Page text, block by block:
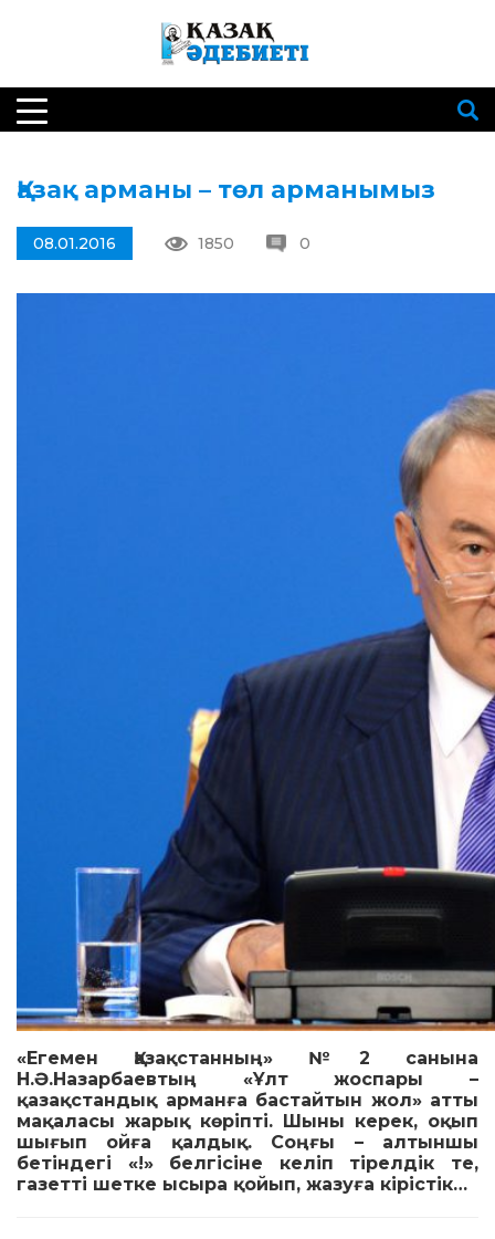
Қазақ арманы – төл арманымыз
08.01.2016 1850 0
«Егемен Қазақстанның» №2 санына
Н.Ә.Назарбаевтың «Ұлт жоспары –
қазақстандық арманға бастайтын жол» атты
мақаласы жарық көріпті. Шыны керек, оқып
шығып ойға қалдық. Соңғы – алтыншы
бетіндегі «!» белгісіне келіп тірелдік те,
газетті шетке ысыра қойып, жазуға кірістік…